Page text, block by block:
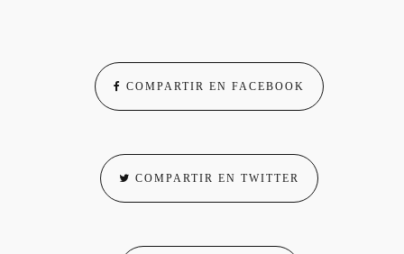
COMPARTIR EN FACEBOOK
COMPARTIR EN TWITTER